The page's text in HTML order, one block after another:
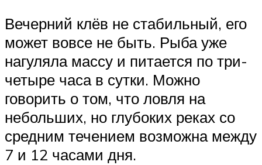
Вечерний клёв не стабильный, его
может вовсе не быть. Рыба уже
нагуляла массу и питается по три-
четыре часа в сутки. Можно
говорить о том, что ловля на
небольших, но глубоких реках со
средним течением возможна между
7 и 12 часами дня.